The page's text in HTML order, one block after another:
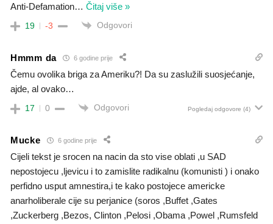
Anti-Defamation… Čitaj više »
19 -3 Odgovori
Hmmm da 6 godine prije
Čemu ovolika briga za Ameriku?! Da su zaslužili suosjećanje,
ajde, al ovako…
17 0 Odgovori Pogledaj odgovore (4)
Mucke 6 godine prije
Cijeli tekst je srocen na nacin da sto vise oblati ,u SAD
nepostojecu ,ljevicu i to zamislite radikalnu (komunisti ) i onako
perfidno usput amnestira,i te kako postojece americke
anarholiberale cije su perjanice (soros ,Buffet ,Gates
,Zuckerberg ,Bezos, Clinton ,Pelosi ,Obama ,Powel ,Rumsfeld